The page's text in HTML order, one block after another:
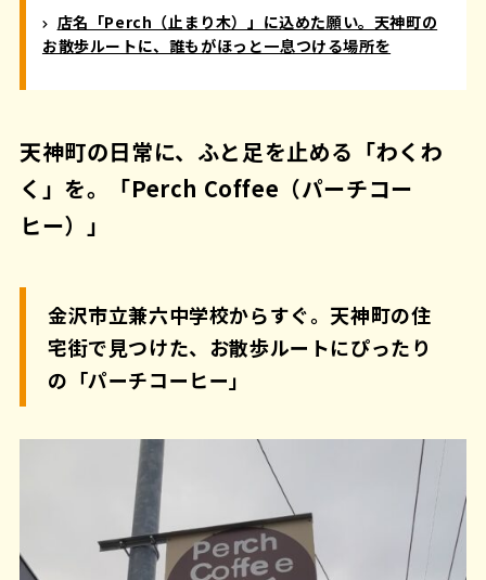
店名「Perch（止まり木）」に込めた願い。天神町の
お散歩ルートに、誰もがほっと一息つける場所を
天神町の日常に、ふと足を止める「わくわ
く」を。「Perch Coffee（パーチコー
ヒー）」
金沢市立兼六中学校からすぐ。天神町の住
宅街で見つけた、お散歩ルートにぴったり
の「パーチコーヒー」